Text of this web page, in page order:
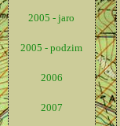
2005 - jaro
2005 - podzim
2006
2007